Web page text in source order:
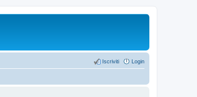
Login
Iscriviti